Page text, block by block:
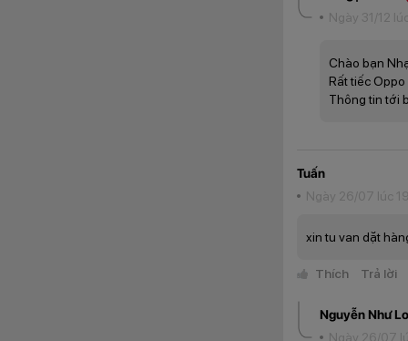
Oppo Reno2 được
256GB bộ nhớ
Được trang bị cụm
camera đen trắng
Ngày 31/12
Chào bạn
Rất tiếc
Thông tin tới
Tuấn
Ngày 26/07 lúc
xin tu van dặt
Thích Trả lời
Nguyễn Như
Ngày 26/07